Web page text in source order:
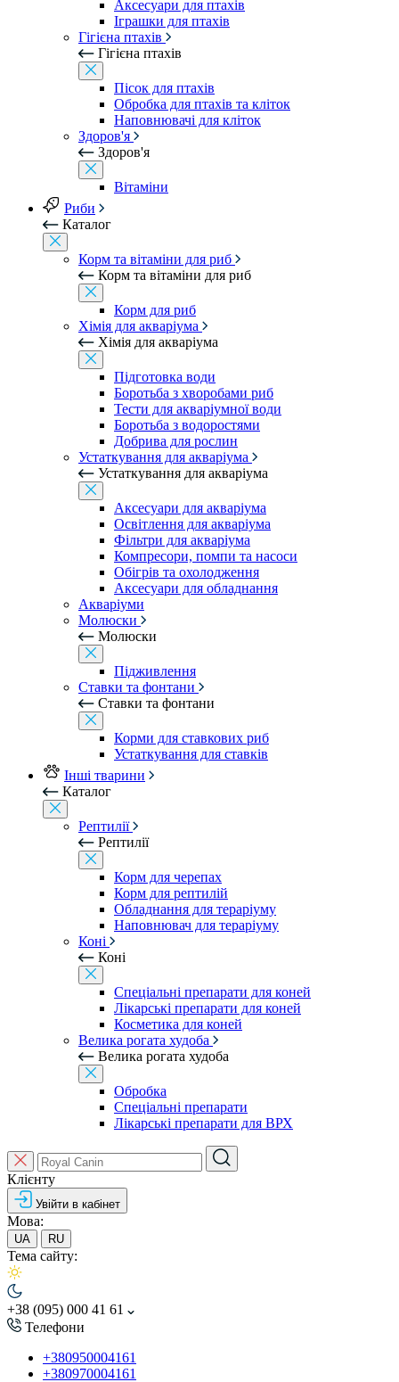
Аксесуари для птахів
Іграшки для птахів
Гігієна птахів
Гігієна птахів
Пісок для птахів
Обробка для птахів та кліток
Наповнювачі для кліток
Здоров'я
Здоров'я
Вітаміни
Риби
Каталог
Корм та вітаміни для риб
Корм та вітаміни для риб
Корм для риб
Хімія для акваріума
Хімія для акваріума
Підготовка води
Боротьба з хворобами риб
Тести для акваріумної води
Боротьба з водоростями
Добрива для рослин
Устаткування для акваріума
Устаткування для акваріума
Аксесуари для акваріума
Освітлення для акваріума
Фільтри для акваріума
Компресори, помпи та насоси
Обігрів та охолодження
Аксесуари для обладнання
Акваріуми
Молюски
Молюски
Підживлення
Ставки та фонтани
Ставки та фонтани
Корми для ставкових риб
Устаткування для ставків
Інші тварини
Каталог
Рептилії
Рептилії
Корм для черепах
Корм для рептилій
Обладнання для тераріуму
Наповнювач для тераріуму
Коні
Коні
Спеціальні препарати для коней
Лікарські препарати для коней
Косметика для коней
Велика рогата худоба
Велика рогата худоба
Обробка
Спеціальні препарати
Лікарські препарати для ВРХ
Клієнту
Увійти в кабінет
Мова:
UA RU
Тема сайту:
+38 (095) 000 41 61
Телефони
+380950004161
+380970004161